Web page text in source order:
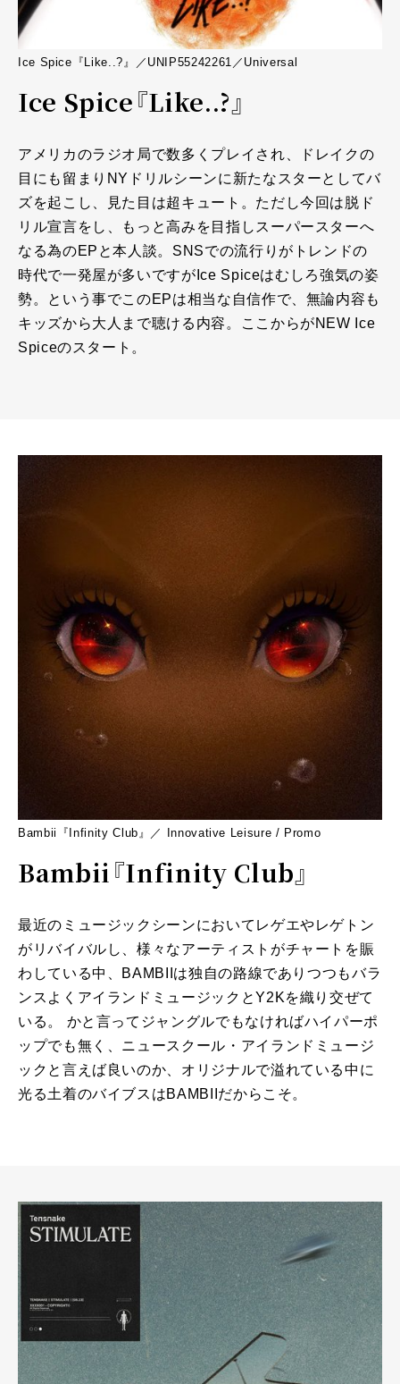
Ice Spice『Like..?』／UNIP55242261／Universal
Ice Spice『Like..?』
アメリカのラジオ局で数多くプレイされ、ドレイクの
目にも留まりNYドリルシーンに新たなスターとしてバ
ズを起こし、見た目は超キュート。ただし今回は脱ド
リル宣言をし、もっと高みを目指しスーパースターへ
なる為のEPと本人談。SNSでの流行りがトレンドの
時代で一発屋が多いですがIce Spiceはむしろ強気の姿
勢。という事でこのEPは相当な自信作で、無論内容も
キッズから大人まで聴ける内容。ここからがNEW Ice
Spiceのスタート。
Bambii『Infinity Club』／ Innovative Leisure / Promo
Bambii『Infinity Club』
最近のミュージックシーンにおいてレゲエやレゲトン
がリバイバルし、様々なアーティストがチャートを賑
わしている中、BAMBIIは独自の路線でありつつもバラ
ンスよくアイランドミュージックとY2Kを織り交ぜて
いる。 かと言ってジャングルでもなければハイパーポ
ップでも無く、ニュースクール・アイランドミュージ
ックと言えば良いのか、オリジナルで溢れている中に
光る土着のバイブスはBAMBIIだからこそ。